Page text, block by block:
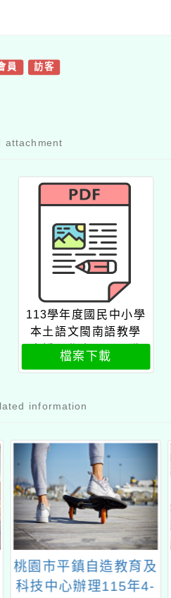
員 訪客
attachment
113學年度國民中小學
本土語文閩南語教學
支援工作人員（現職
及退休教師）換證計
檔案下載
information
桃園市平鎮自造教育及
科技中心辦理115年4-